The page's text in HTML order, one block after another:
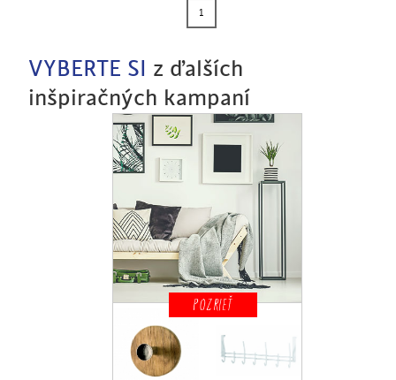
1
VYBERTE SI
z ďalších
inšpiračných kampaní
POZRIEŤ